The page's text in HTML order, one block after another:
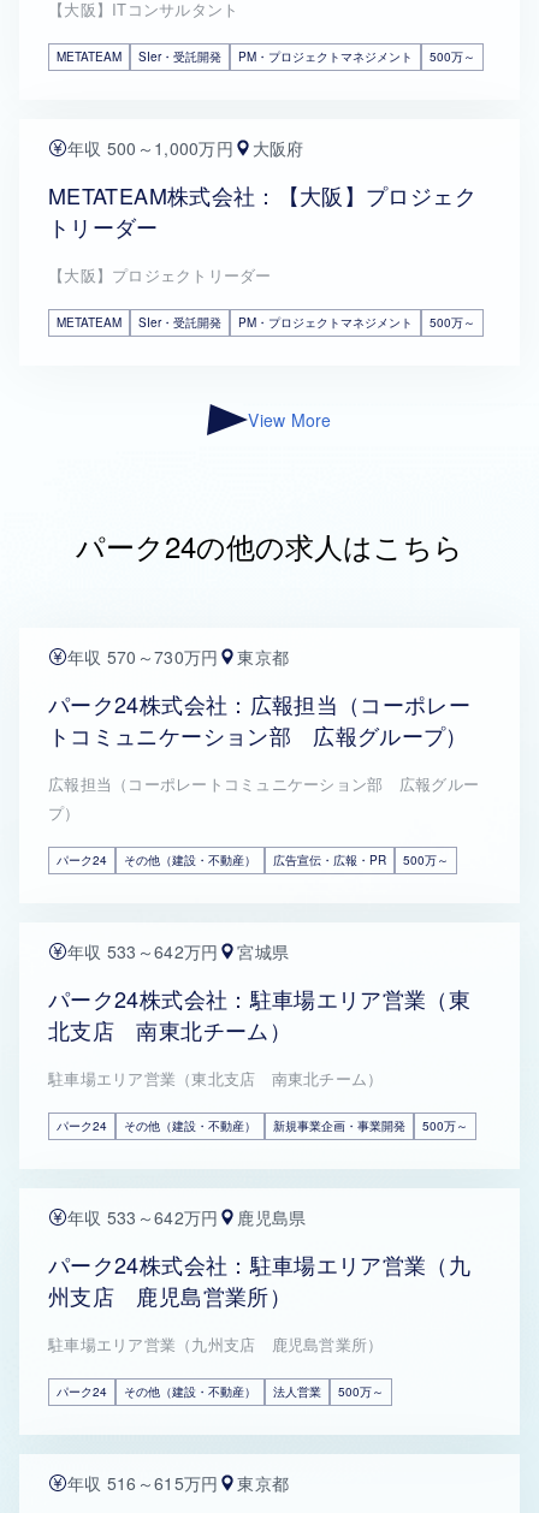
【大阪】ITコンサルタント
METATEAM SIer・受託開発 PM・プロジェクトマネジメント 500万～
年収 500～1,000万円 大阪府
METATEAM株式会社：【大阪】プロジェク
トリーダー
【大阪】プロジェクトリーダー
METATEAM SIer・受託開発 PM・プロジェクトマネジメント 500万～
View More
パーク24の他の求人はこちら
年収 570～730万円 東京都
パーク24株式会社：広報担当（コーポレー
トコミュニケーション部 広報グループ）
広報担当（コーポレートコミュニケーション部 広報グルー
プ）
パーク24 その他（建設・不動産） 広告宣伝・広報・PR 500万～
年収 533～642万円 宮城県
パーク24株式会社：駐車場エリア営業（東
北支店 南東北チーム）
駐車場エリア営業（東北支店 南東北チーム）
パーク24 その他（建設・不動産） 新規事業企画・事業開発 500万～
年収 533～642万円 鹿児島県
パーク24株式会社：駐車場エリア営業（九
州支店 鹿児島営業所）
駐車場エリア営業（九州支店 鹿児島営業所）
パーク24 その他（建設・不動産） 法人営業 500万～
年収 516～615万円 東京都